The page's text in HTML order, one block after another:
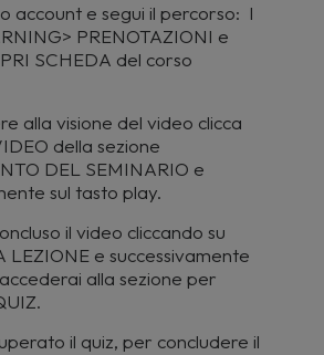
account e segui il percorso: I
PRENOTAZIONI e
SCHEDA del corso
alla visione del video clicca
della sezione
DEL SEMINARIO e
sul tasto play.
il video cliccando su
LEZIONE e successivamente
alla sezione per
il quiz, per concludere il